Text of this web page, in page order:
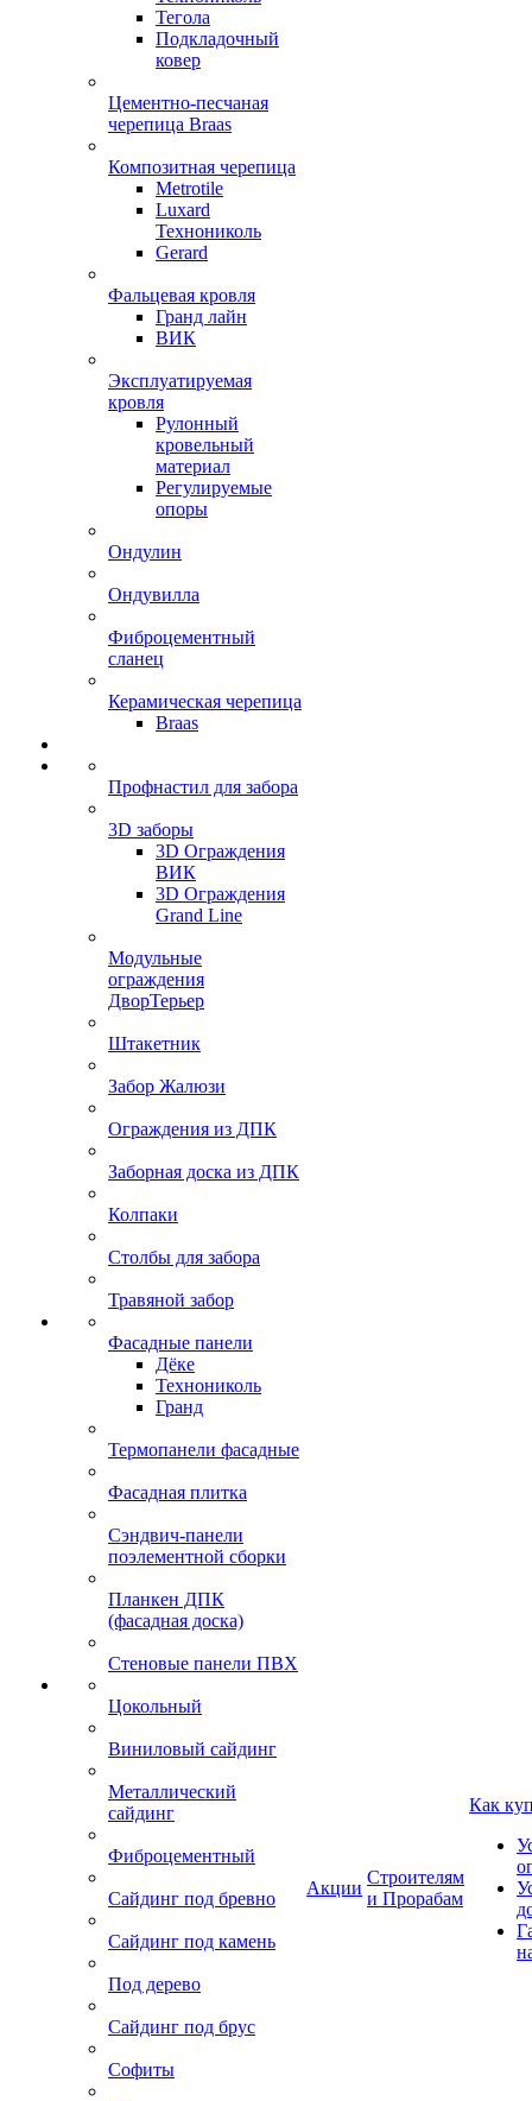
Тегола
Подкладочный
ковер
Цементно-песчаная
черепица Braas
Композитная черепица
Metrotile
Luxard
Технониколь
Gerard
Фальцевая кровля
Гранд лайн
ВИК
Эксплуатируемая
кровля
Рулонный
кровельный
материал
Регулируемые
опоры
Ондулин
Ондувилла
Фиброцементный
сланец
Керамическая черепица
Braas
Профнастил для забора
3D заборы
3D Ограждения
ВИК
3D Ограждения
Grand Line
Модульные
ограждения
ДворТерьер
Штакетник
Забор Жалюзи
Ограждения из ДПК
Заборная доска из ДПК
Колпаки
Столбы для забора
Травяной забор
Фасадные панели
Дёке
Технониколь
Гранд
Термопанели фасадные
Фасадная плитка
Сэндвич-панели
поэлементной сборки
Планкен ДПК
(фасадная доска)
Стеновые панели ПВХ
Цокольный
Виниловый сайдинг
Металлический
сайдинг
Фиброцементный
Сайдинг под бревно
Сайдинг под камень
Под дерево
Сайдинг под брус
Софиты
Акции
Строителям
и Прорабам
Как